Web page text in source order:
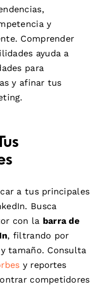
y
Comprender
ayuda a
para
y afinar tus
a tus principales
Busca
con la barra de
, filtrando por
tamaño. Consulta
y reportes
competidores